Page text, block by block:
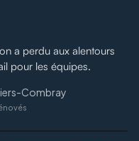
a perdu aux alentours
pour les équipes.
Combray